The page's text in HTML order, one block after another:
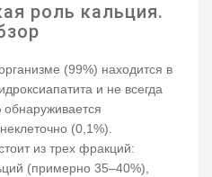
роль кальция.
(99%) находится в
и не всегда
(0,1%).
из трех фракций:
(примерно 35–40%),